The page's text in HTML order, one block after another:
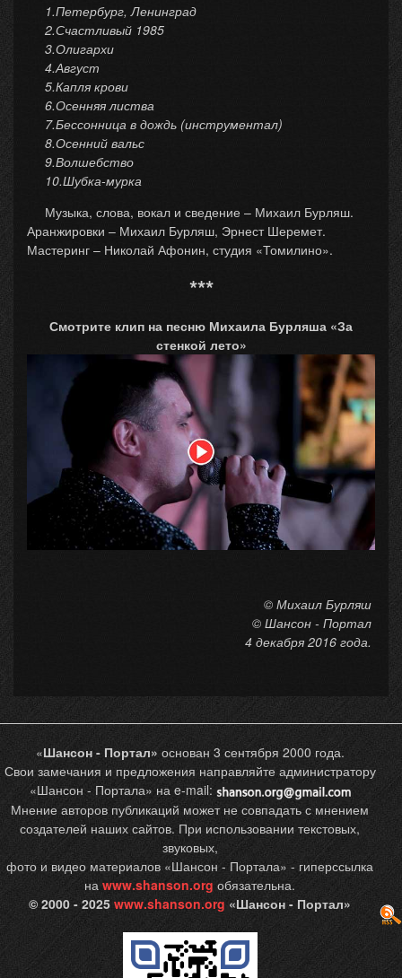
1.Петербург, Ленинград
2.Счастливый 1985
3.Олигархи
4.Август
5.Капля крови
6.Осенняя листва
7.Бессонница в дождь (инструментал)
8.Осенний вальс
9.Волшебство
10.Шубка-мурка
Музыка, слова, вокал и сведение – Михаил Бурляш.
Аранжировки – Михаил Бурляш, Эрнест Шеремет.
Мастеринг – Николай Афонин, студия «Томилино».
***
Смотрите клип на песню Михаила Бурляша «За
стенкой лето»
© Михаил Бурляш
© Шансон - Портал
4 декабря 2016 года.
«Шансон - Портал» основан 3 сентября 2000 года.
Свои замечания и предложения направляйте администратору
«Шансон - Портала» на e-mail:
Мнение авторов публикаций может не совпадать с мнением
создателей наших сайтов. При использовании текстовых,
звуковых,
фото и видео материалов «Шансон - Портала» - гиперссылка
на www.shanson.org обязательна.
© 2000 - 2025 www.shanson.org «Шансон - Портал»